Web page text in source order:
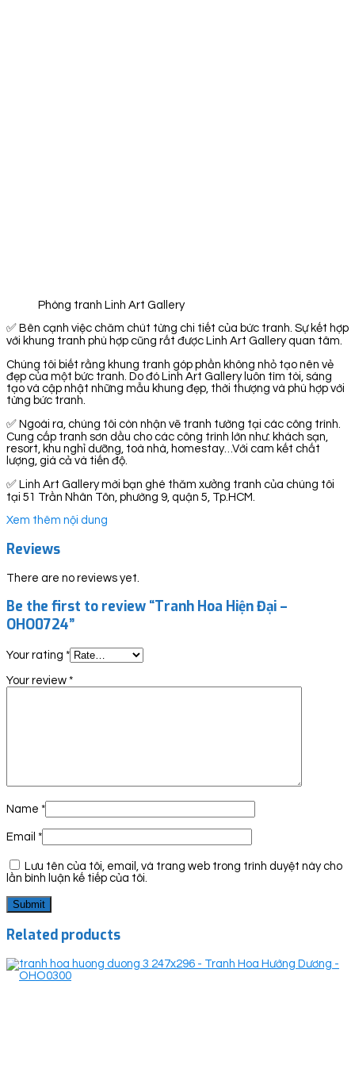
Phòng tranh Linh Art Gallery
✅ Bên cạnh việc chăm chút từng chi tiết của bức tranh. Sự kết hợp
với khung tranh phù hợp cũng rất được Linh Art Gallery quan tâm.
Chúng tôi biết rằng khung tranh góp phần không nhỏ tạo nên vẻ
đẹp của một bức tranh. Do đó Linh Art Gallery luôn tìm tòi, sáng
tạo và cập nhật những mẫu khung đẹp, thời thượng và phù hợp với
từng bức tranh.
✅ Ngoài ra, chúng tôi còn nhận vẽ tranh tường tại các công trình.
Cung cấp tranh sơn dầu cho các công trình lớn như: khách sạn,
resort, khu nghỉ dưỡng, toà nhà, homestay…Với cam kết chất
lượng, giá cả và tiến độ.
✅ Linh Art Gallery mời bạn ghé thăm xưởng tranh của chúng tôi
tại 51 Trần Nhân Tôn, phường 9, quận 5, Tp.HCM.
Xem thêm nội dung
Reviews
There are no reviews yet.
Be the first to review “Tranh Hoa Hiện Đại –
OHO0724”
Your rating *
Your review *
Name *
Email *
Lưu tên của tôi, email, và trang web trong trình duyệt này cho
lần bình luận kế tiếp của tôi.
Related products